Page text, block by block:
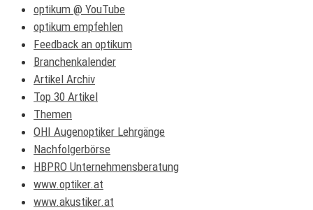
optikum @ YouTube
optikum empfehlen
Feedback an optikum
Branchenkalender
Artikel Archiv
Top 30 Artikel
Themen
OHI Augenoptiker Lehrgänge
Nachfolgerbörse
HBPRO Unternehmensberatung
www.optiker.at
www.akustiker.at